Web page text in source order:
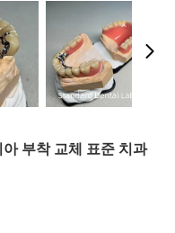
부착 교체 표준 치과